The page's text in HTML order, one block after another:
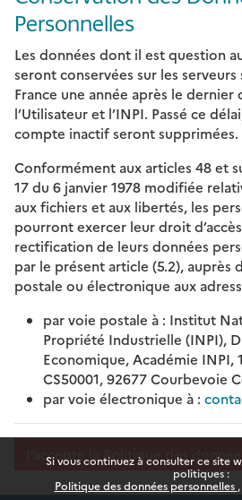
Si vous continuez à consulter ce site
politiques :
Politique des données personnelles
Personnelles
Les données dont il est question
seront conservées sur les serveurs
France une année après le dernier
l’Utilisateur et l’INPI. Passé ce
compte inactif seront supprimées.
Conformément aux articles 48 et
17 du 6 janvier 1978 modifiée
aux fichiers et aux libertés, les
pourront exercer leur droit
rectification de leurs données
par le présent article (5.2), auprès
postale ou électronique aux
par voie postale à : Institut
Propriété Industrielle (INPI),
Economique, Académie INPI,
CS50001, 92677 Courbevoie
par voie électronique à :
J’accepte la Politique des